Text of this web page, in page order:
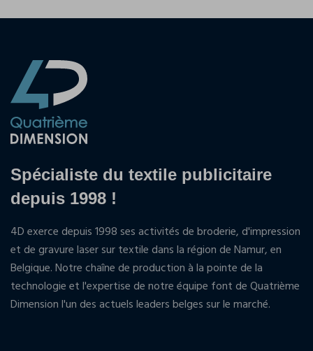
Spécialiste du textile publicitaire
depuis 1998 !
4D exerce depuis 1998 ses activités de broderie, d'impression
et de gravure laser sur textile dans la région de Namur, en
Belgique. Notre chaîne de production à la pointe de la
technologie et l'expertise de notre équipe font de Quatrième
Dimension l'un des actuels leaders belges sur le marché.